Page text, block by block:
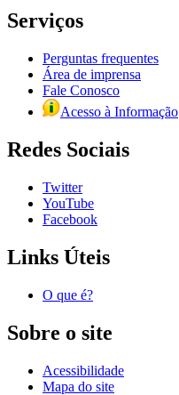
Serviços
Perguntas frequentes
Área de imprensa
Fale Conosco
Acesso à Informação
Redes Sociais
Twitter
YouTube
Facebook
Links Úteis
O que é?
Sobre o site
Acessibilidade
Mapa do site